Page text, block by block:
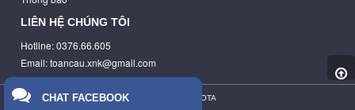
LIÊN HỆ CHÚNG TÔI
Hotline: 0376.66.605
Email: toancau.xnk@gmail.com
BOTA
CHAT FACEBOOK